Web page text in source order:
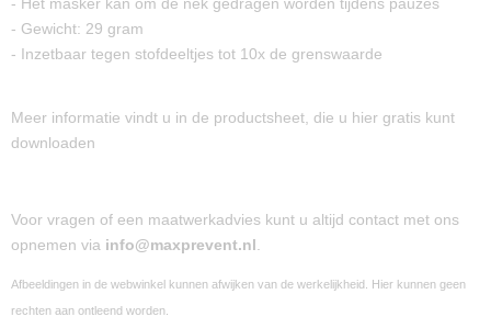
- Gewicht: 29 gram
- Inzetbaar tegen stofdeeltjes tot 10x de grenswaarde
Meer informatie vindt u in de productsheet, die u hier gratis kunt
downloaden
Voor vragen of een maatwerkadvies kunt u altijd contact met ons
opnemen via info@maxprevent.nl
Afbeeldingen in de webwinkel kunnen afwijken van de werkelijkheid. Hier kunnen geen
rechten aan ontleend worden.